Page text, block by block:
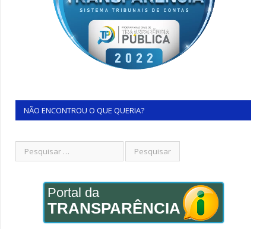
NÃO ENCONTROU O QUE QUERIA?
Portal da
TRANSPARÊNCIA